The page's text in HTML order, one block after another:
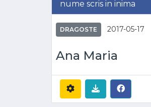
nume scris in inima
DRAGOSTE 2017-05-17
Ana Maria